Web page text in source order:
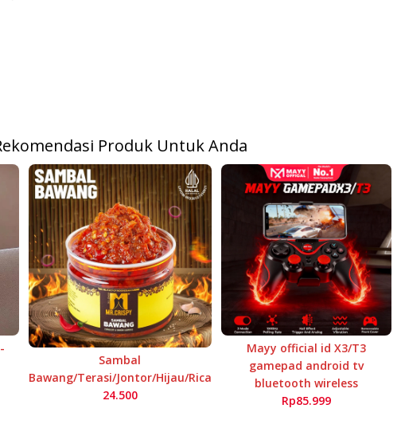
Produk Untuk Anda
Sambal
Bawang/Terasi/Jontor/Hijau/Rica
24.500
Mayy official id X3/T3
gamepad android tv
bluetooth wireless
Rp85.999